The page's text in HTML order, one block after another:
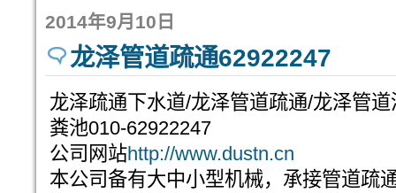
2014年9月10日
龙泽管道疏通62922247
龙泽疏通下水道/龙泽管道疏通/龙泽管
粪池010-62922247
公司网站http://www.dustn.cn
本公司备有大中小型机械，承接管道疏